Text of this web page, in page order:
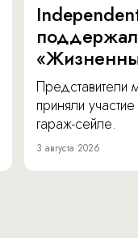
Представители
приняли
гараж-сейле.
3 августа 2026